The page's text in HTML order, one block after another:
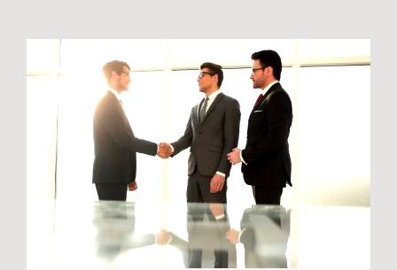
potencien su crecimiento en los niveles
esperados combinando una serie de buenas
prácticas y diversas metodologías.